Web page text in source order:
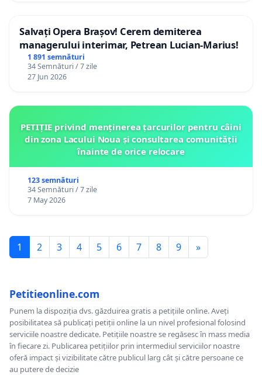
Salvați Opera Brașov! Cerem demiterea
managerului interimar, Petrean Lucian-Marius!
1 891 semnături
34 Semnături / 7 zile
27 Jun 2026
PETIȚIE privind menținerea țarcurilor pentru câini
din zona Lacului Noua și consultarea comunității
înainte de orice relocare
123 semnături
34 Semnături / 7 zile
7 May 2026
1 2 3 4 5 6 7 8 9 »
Petitieonline.com
Punem la dispoziția dvs. găzduirea gratis a petițiile online. Aveți
posibilitatea să publicați petiții online la un nivel profesional folosind
serviciile noastre dedicate. Petițiile noastre se regăsesc în mass media
în fiecare zi. Publicarea petițiilor prin intermediul serviciilor noastre
oferă impact și vizibilitate către publicul larg cât și către persoane ce
au putere de decizie